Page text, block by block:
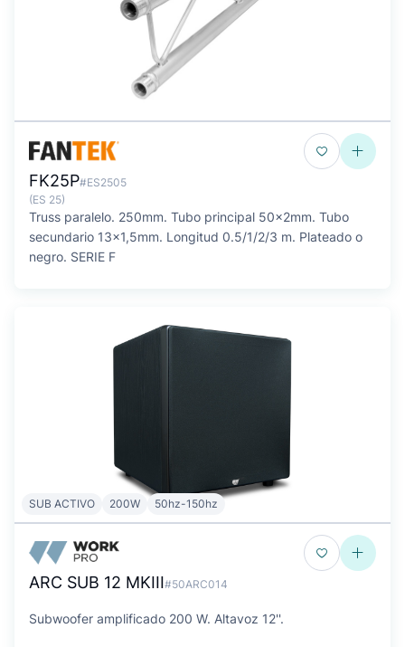
FK25P#ES2505
(ES 25)
Truss paralelo. 250mm. Tubo principal 50x2mm. Tubo
secundario 13x1,5mm. Longitud 0.5/1/2/3 m. Plateado o
negro. SERIE F
SUB ACTIVO 200W 50hz-150hz
ARC SUB 12 MKIII#50ARC014
Subwoofer amplificado 200 W. Altavoz 12''.